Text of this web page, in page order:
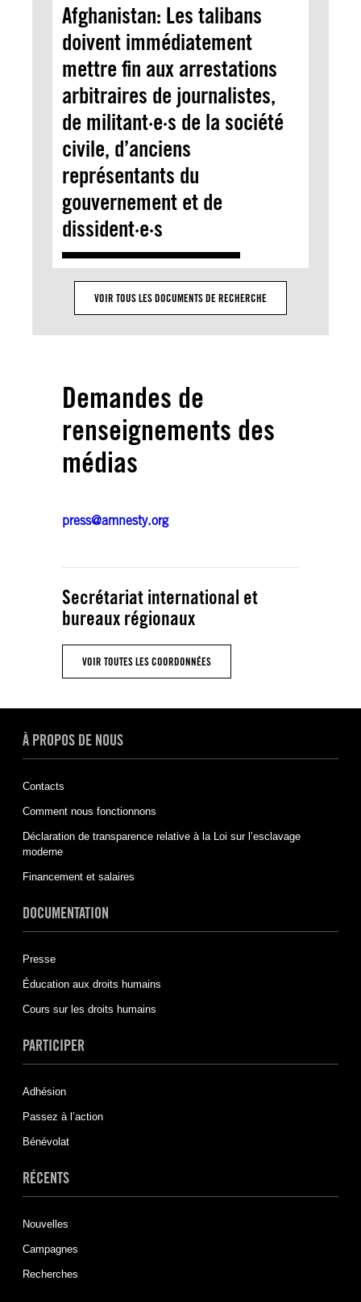
Afghanistan: Les talibans
doivent immédiatement
mettre fin aux arrestations
arbitraires de journalistes,
de militant·e·s de la société
civile, d’anciens
représentants du
gouvernement et de
dissident·e·s
VOIR TOUS LES DOCUMENTS DE RECHERCHE
Demandes de
renseignements des
médias
press@amnesty.org
Secrétariat international et
bureaux régionaux
VOIR TOUTES LES COORDONNÉES
À PROPOS DE NOUS
Contacts
Comment nous fonctionnons
Déclaration de transparence relative à la Loi sur l’esclavage
moderne
Financement et salaires
DOCUMENTATION
Presse
Éducation aux droits humains
Cours sur les droits humains
PARTICIPER
Adhésion
Passez à l’action
Bénévolat
RÉCENTS
Nouvelles
Campagnes
Recherches